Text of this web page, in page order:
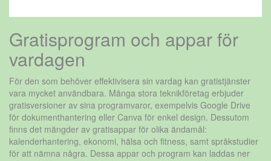
Gratisprogram och appar för
vardagen
För den som behöver effektivisera sin vardag kan gratistjänster
vara mycket användbara. Många stora teknikföretag erbjuder
gratisversioner av sina programvaror, exempelvis Google Drive
för dokumenthantering eller Canva för enkel design. Dessutom
finns det mängder av gratisappar för olika ändamål:
kalenderhantering, ekonomi, hälsa och fitness, samt språkstudier
för att nämna några. Dessa appar och program kan laddas ner